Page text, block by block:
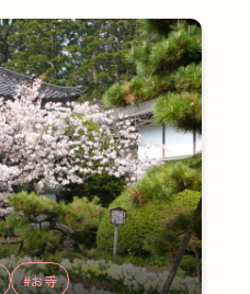
#お寺